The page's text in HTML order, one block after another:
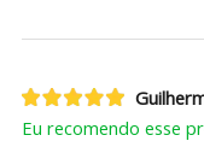
Eu recomendo esse